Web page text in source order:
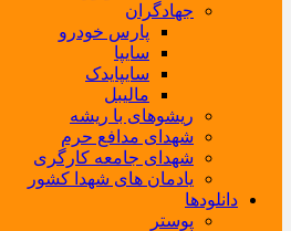
جهادگران
پارس خودرو
سایپا
سایپایدک
مالیبل
ریشوهای با ریشه
شهدای مدافع حرم
شهدای جامعه کارگری
یادمان های شهدا کشور
دانلودها
پوستر